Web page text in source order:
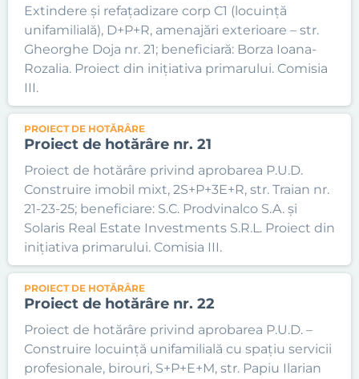
Extindere și refațadizare corp C1 (locuință
unifamilială), D+P+R, amenajări exterioare – str.
Gheorghe Doja nr. 21; beneficiară: Borza Ioana-
Rozalia. Proiect din inițiativa primarului. Comisia
III.
PROIECT DE HOTĂRÂRE
Proiect de hotărâre nr. 21
Proiect de hotărâre privind aprobarea P.U.D.
Construire imobil mixt, 2S+P+3E+R, str. Traian nr.
21-23-25; beneficiare: S.C. Prodvinalco S.A. și
Solaris Real Estate Investments S.R.L. Proiect din
inițiativa primarului. Comisia III.
PROIECT DE HOTĂRÂRE
Proiect de hotărâre nr. 22
Proiect de hotărâre privind aprobarea P.U.D. –
Construire locuință unifamilială cu spațiu servicii
profesionale, birouri, S+P+E+M, str. Papiu Ilarian